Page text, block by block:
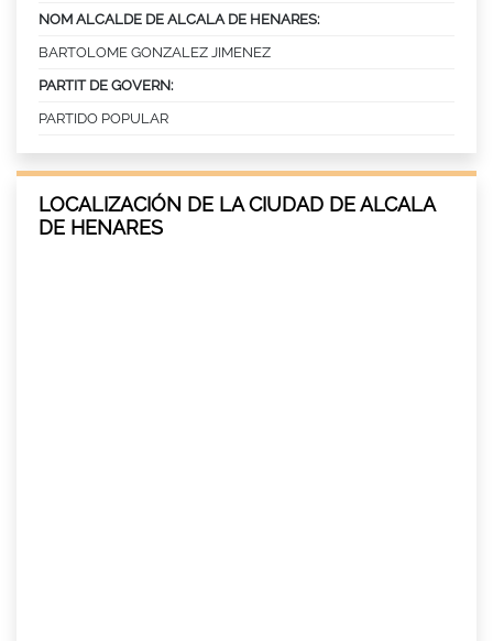
NOM ALCALDE DE ALCALA DE HENARES:
BARTOLOME GONZALEZ JIMENEZ
PARTIT DE GOVERN:
PARTIDO POPULAR
LOCALIZACIÓN DE LA CIUDAD DE ALCALA
DE HENARES